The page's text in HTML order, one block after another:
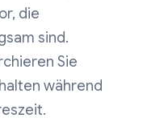
die
sind.
Sie
während